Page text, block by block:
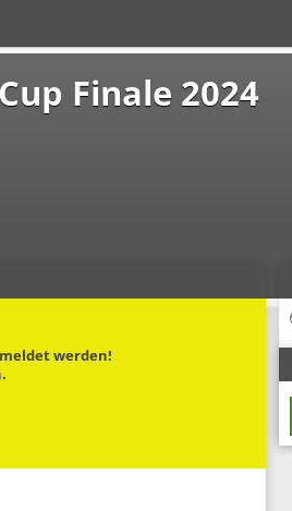
Finale 2024
werden!